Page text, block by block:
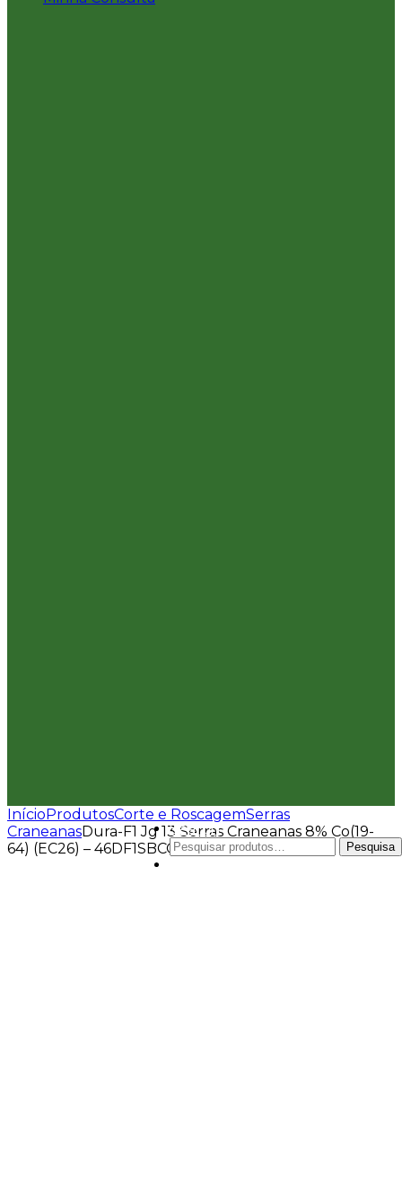
Search
Pesquisar
por:
Pesquisa
InícioProdutosCorte e RoscagemSerras
CraneanasDura-F1 Jg 13 Serras Craneanas 8% Co(19-
64) (EC26) – 46DF1SBCOJG09